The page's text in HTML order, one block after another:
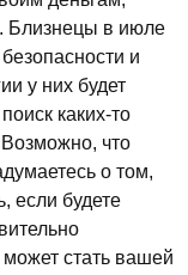
Близнецы в июле
и
у них будет
каких-то
что
о том,
если будете
стать вашей